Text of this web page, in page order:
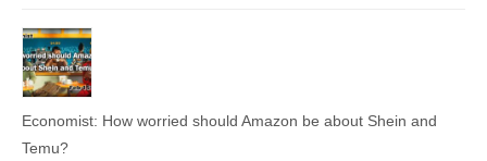
Economist: How worried should Amazon be about Shein and
Temu?